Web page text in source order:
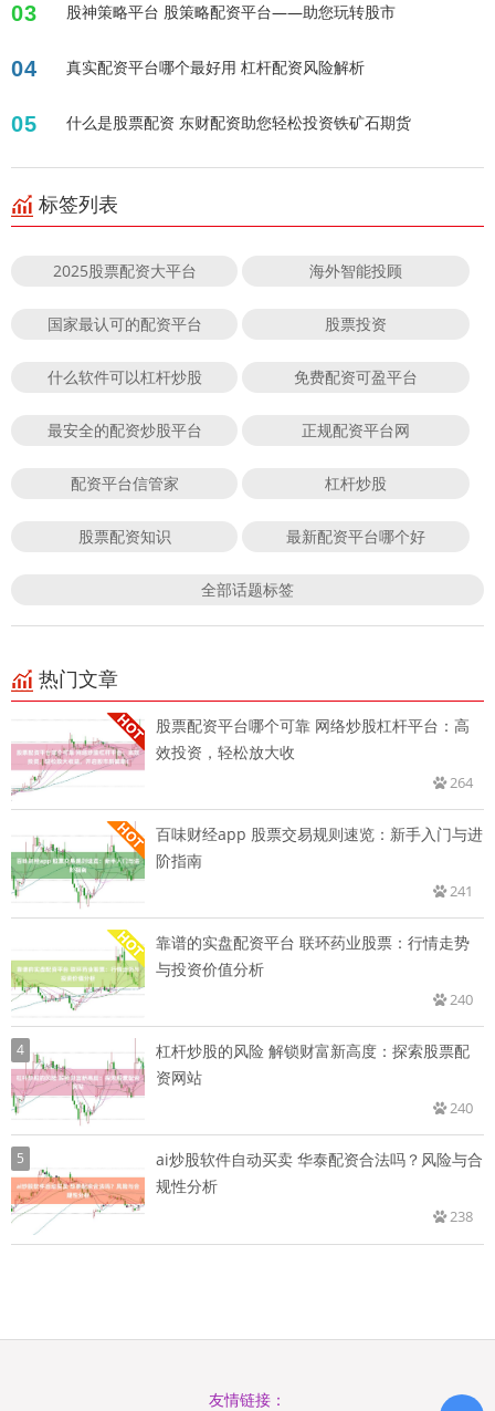
03 股神策略平台 股策略配资平台——助您玩转股市
04 真实配资平台哪个最好用 杠杆配资风险解析
05 什么是股票配资 东财配资助您轻松投资铁矿石期货
标签列表
2025股票配资大平台 海外智能投顾
国家最认可的配资平台 股票投资
什么软件可以杠杆炒股 免费配资可盈平台
最安全的配资炒股平台 正规配资平台网
配资平台信管家 杠杆炒股
股票配资知识 最新配资平台哪个好
全部话题标签
热门文章
股票配资平台哪个可靠 网络炒股杠杆平台：高
效投资，轻松放大收
264
百味财经app 股票交易规则速览：新手入门与进
阶指南
241
靠谱的实盘配资平台 联环药业股票：行情走势
与投资价值分析
240
4
杠杆炒股的风险 解锁财富新高度：探索股票配
资网站
240
5
ai炒股软件自动买卖 华泰配资合法吗？风险与合
规性分析
238
友情链接：